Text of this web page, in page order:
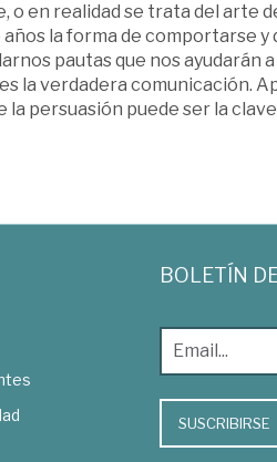
o en realidad se trata del arte
la forma de comportarse y
pautas que nos ayudarán
la verdadera comunicación.
la persuasión puede ser la
BOLETÍN
SUSCRIBIRSE